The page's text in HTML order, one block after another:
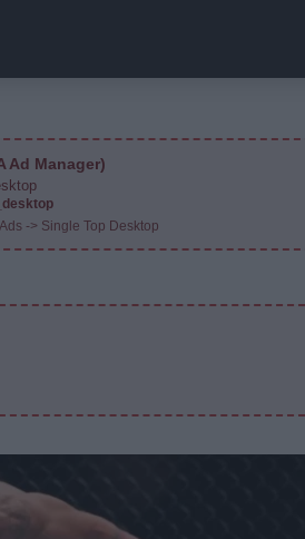
Ad Manager)
-> Single Top Desktop